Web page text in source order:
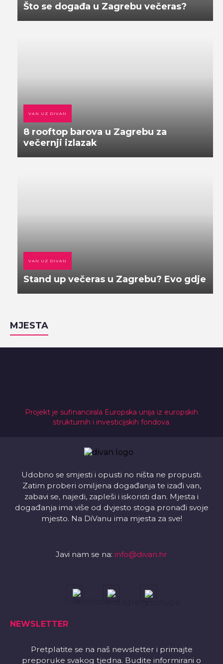
Što se događa u Zagrebu večeras?
VAN UZ DIVAN
8 rooftop barova u Zagrebu za
večernji izlazak
VAN UZ DIVAN
Stand up večeras u Zagrebu? Evo gdje
MJESTA
Projekt je sufinancirala Europska unija iz europskih
strukturnih i investicijskih fondova.
Udobno se smjesti i opusti no ništa ne propusti.
Zatim proberi omiljena događanja te izađi van,
zabavi se, najedi, zapleši i iskoristi dan. Mjesta i
događanja ima više od dvjesto stoga pronađi svoje
mjesto. Na DiVanu ima mjesta za sve!
Javi nam se na: info@divan.hr
NEWSLETTER
Pretplatite se na naš newsletter i primajte
preporuke svakog tjedna. Budite informirani o